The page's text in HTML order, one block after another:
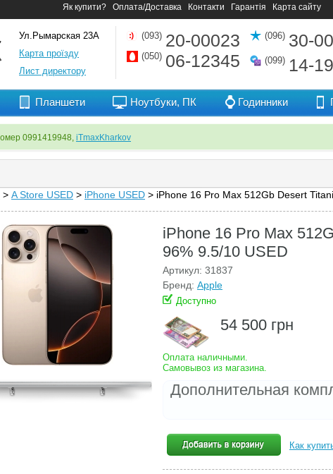
Як купити? Оплата/Доставка Контакти Гарантія Карта сайту
Ул.Рымарская 23А
Карта проїзду
Лист директору
(093) 20-00023
(050) 06-12345
(096) 30-
(099) 14-
Планшети Ноутбуки, ПК Годинники
0991419948, iTmaxKharkov
> A Store USED > iPhone USED > iPhone 16 Pro Max 512Gb Desert
iPhone 16 Pro Max
96% 9.5/10 USED
Артикул: 31837
Бренд: Apple
Доступно
54 500 грн
Оплата наличными.
Самовывоз из магазина.
Дополнительная
Как